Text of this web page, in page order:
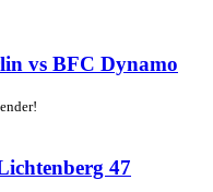
vs BFC Dynamo
47